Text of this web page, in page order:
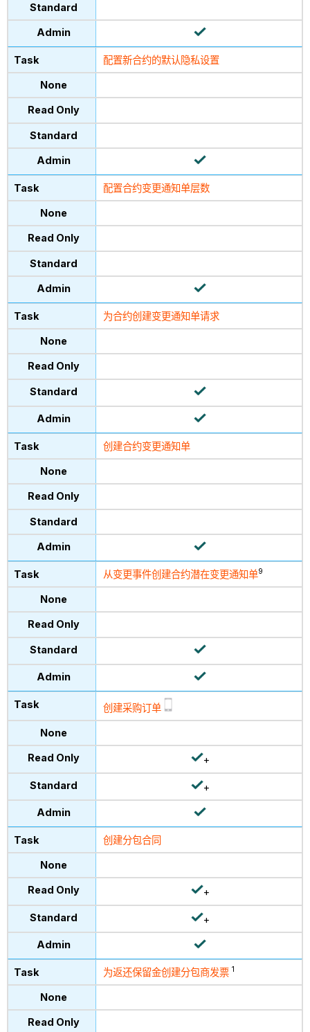
配置新合约的默认隐私设置
配置合约变更通知单层数
为合约创建变更通知单请求
创建合约变更通知单
从变更事件创建合约潜在变更通知单9
创建采购订单
+
+
创建分包合同
+
+
为返还保留金创建分包商发票 1